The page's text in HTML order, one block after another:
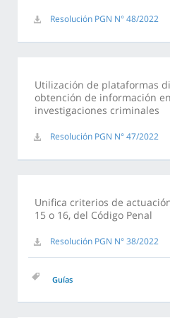
Resolución PGN N° 48/2022
Utilización de plataformas
obtención de información
investigaciones criminales
Resolución PGN N° 47/2022
Unifica criterios de
15 o 16, del Código Penal
Resolución PGN N° 38/2022
Guías